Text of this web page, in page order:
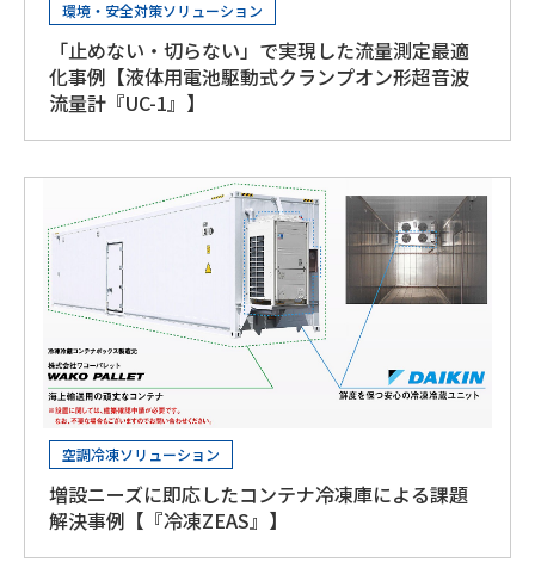
環境・安全対策ソリューション
「止めない・切らない」で実現した流量測定最適
化事例【液体用電池駆動式クランプオン形超音波
流量計『UC-1』】
空調冷凍ソリューション
増設ニーズに即応したコンテナ冷凍庫による課題
解決事例【『冷凍ZEAS』】